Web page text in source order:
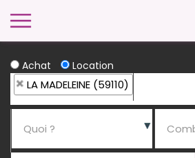
Achat Location
LA MADELEINE (59110)